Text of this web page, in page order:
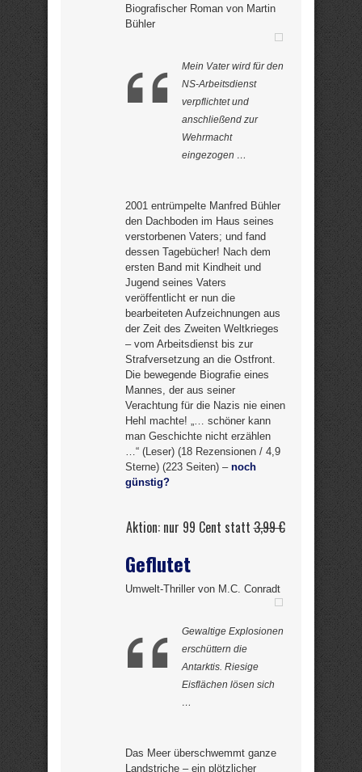
Biografischer Roman von Martin
Bühler
Mein Vater wird für den
NS-Arbeitsdienst
verpflichtet und
anschließend zur
Wehrmacht
eingezogen …
2001 entrümpelte Manfred Bühler
den Dachboden im Haus seines
verstorbenen Vaters; und fand
dessen Tagebücher! Nach dem
ersten Band mit Kindheit und
Jugend seines Vaters
veröffentlicht er nun die
bearbeiteten Aufzeichnungen aus
der Zeit des Zweiten Weltkrieges
– vom Arbeitsdienst bis zur
Strafversetzung an die Ostfront.
Die bewegende Biografie eines
Mannes, der aus seiner
Verachtung für die Nazis nie einen
Hehl machte! „… schöner kann
man Geschichte nicht erzählen
…“ (Leser) (18 Rezensionen / 4,9
Sterne) (223 Seiten) – noch
günstig?
Aktion: nur 99 Cent statt3,99 €
Geflutet
Umwelt-Thriller von M.C. Conradt
Gewaltige Explosionen
erschüttern die
Antarktis. Riesige
Eisflächen lösen sich
…
Das Meer überschwemmt ganze
Landstriche – ein plötzlicher